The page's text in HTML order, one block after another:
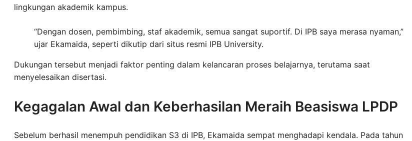
lingkungan akademik kampus.
“Dengan dosen, pembimbing, staf akademik, semua sangat suportif. Di IPB saya merasa nyaman,”
ujar Ekamaida, seperti dikutip dari situs resmi IPB University.
Dukungan tersebut menjadi faktor penting dalam kelancaran proses belajarnya, terutama saat
menyelesaikan disertasi.
Kegagalan Awal dan Keberhasilan Meraih Beasiswa LPDP
Sebelum berhasil menempuh pendidikan S3 di IPB, Ekamaida sempat menghadapi kendala. Pada tahun